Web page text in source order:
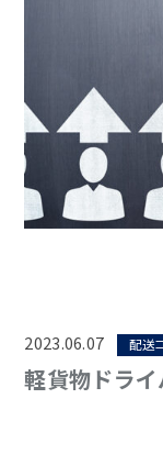
2023.06.07 配送
軽貨物ドラ